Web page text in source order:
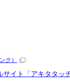
ク）
イト「アキタタッチ